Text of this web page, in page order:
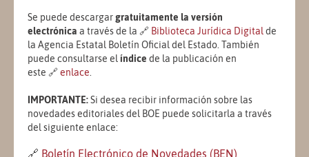
Se puede descargargratuitamente la versión
electrónica a través de la 🔗 Biblioteca Jurídica Digital de
la Agencia Estatal Boletín Oficial del Estado. También
puede consultarse el índice de la publicación en
este 🔗enlace
IMPORTANTE:Si desea recibir información sobre las
novedades editoriales del BOE puede solicitarla a través
del siguiente enlace:
🔗 Boletín Electrónico de Novedades (BEN)